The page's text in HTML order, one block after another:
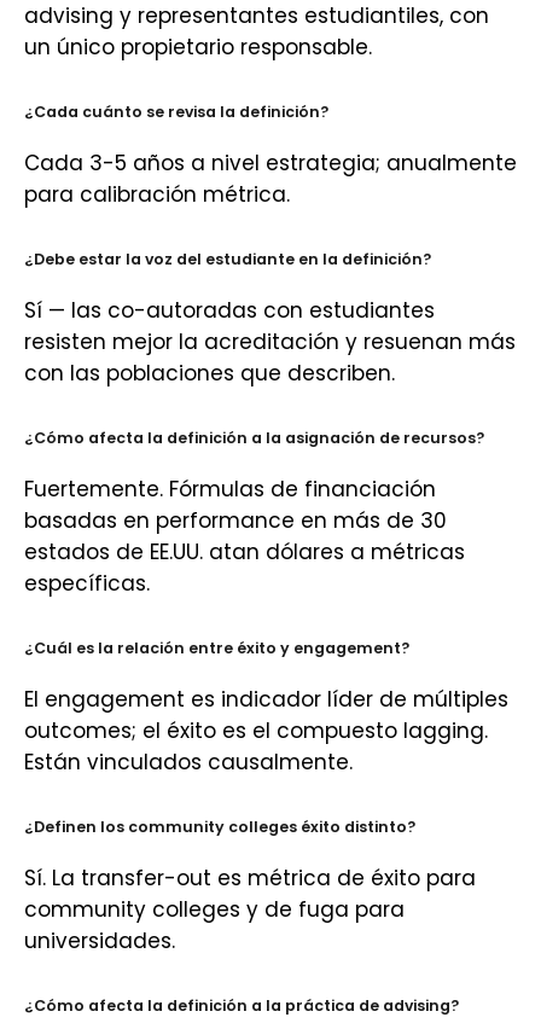
advising y representantes estudiantiles, con
un único propietario responsable.
¿Cada cuánto se revisa la definición?
Cada 3-5 años a nivel estrategia; anualmente
para calibración métrica.
¿Debe estar la voz del estudiante en la definición?
Sí — las co-autoradas con estudiantes
resisten mejor la acreditación y resuenan más
con las poblaciones que describen.
¿Cómo afecta la definición a la asignación de recursos?
Fuertemente. Fórmulas de financiación
basadas en performance en más de 30
estados de EE.UU. atan dólares a métricas
específicas.
¿Cuál es la relación entre éxito y engagement?
El engagement es indicador líder de múltiples
outcomes; el éxito es el compuesto lagging.
Están vinculados causalmente.
¿Definen los community colleges éxito distinto?
Sí. La transfer-out es métrica de éxito para
community colleges y de fuga para
universidades.
¿Cómo afecta la definición a la práctica de advising?